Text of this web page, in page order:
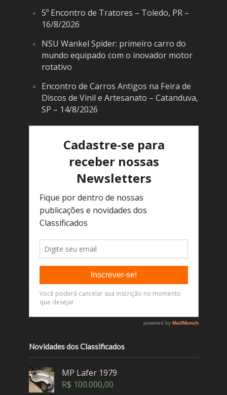
5º Encontro de Tratores – Toledo, PR –
16/8/2026
NSU Wankel Spider: primeiro carro do
mundo equipado com o inovador motor
rotativo
Encontro de Carros Antigos na Feira de
Discos de Vinil e Artesanato – Catanduva,
SP – 14/8/2026
Novidades dos Classificados
MP Lafer 1979
R$ 100.000,00